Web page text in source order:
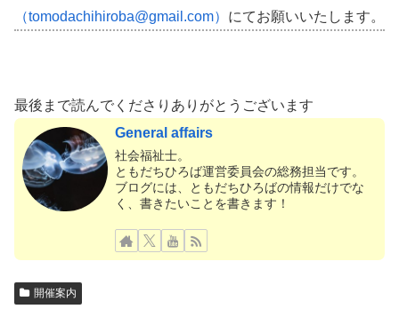
（tomodachihiroba@gmail.com） にてお願いいたします。
最後まで読んでくださりありがとうございます
General affairs
社会福祉士。
ともだちひろば運営委員会の総務担当です。
ブログには、ともだちひろばの情報だけでな
く、書きたいことを書きます！
開催案内